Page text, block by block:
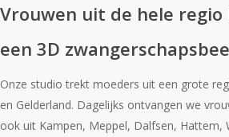
Vrouwen uit de hele regio
een 3D
Onze studio trekt moeders uit een grote
en Gelderland. Dagelijks ontvangen we
ook uit Kampen, Meppel, Dalfsen, Hattem,